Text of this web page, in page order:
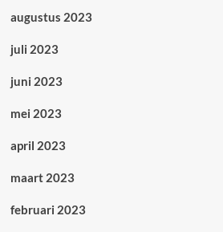
augustus 2023
juli 2023
juni 2023
mei 2023
april 2023
maart 2023
februari 2023